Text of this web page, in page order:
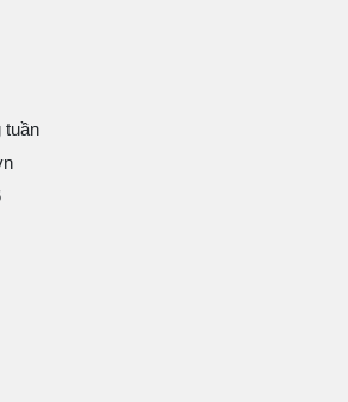
tuần